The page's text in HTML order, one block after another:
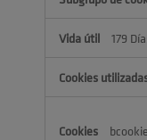
179
bcookie